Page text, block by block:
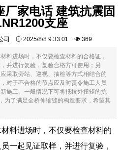
厂家电话 建筑抗震固
支座
司 2025/8/8 9:33:01 369
料进场时，不仅要检查材料的合格证，
并进行复验，复验合格方可使用；另
采取旁站、巡视、抽检等方式相结合的
对于不合格的节点应及时责令施工人员
施工。一般情况下可将抵抗外扭矩的抗
为了满足全桥伸缩缝的构造要求，希望其
料进场时，不仅要检查材料的
一起见证取样，并进行复验，